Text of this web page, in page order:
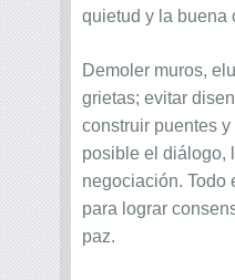
quietud y la buena
Demoler muros,
grietas; evitar
construir puentes
posible el diálogo,
negociación. Todo
para lograr
paz.